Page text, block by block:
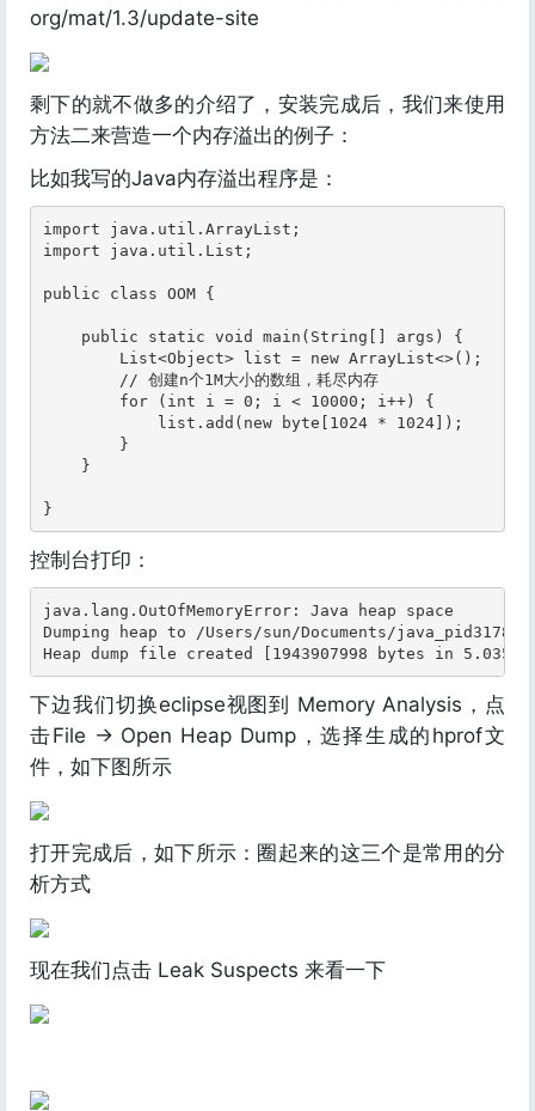
org/mat/1.3/update-site
剩下的就不做多的介绍了，安装完成后，我们来使用
方法二来营造一个内存溢出的例子：
比如我写的Java内存溢出程序是：
import java.util.ArrayList;
import java.util.List;
public class OOM {
public static void main(String[] args) {
List<Object> list = new ArrayList<>();
// 创建n个1M大小的数组，耗尽内存
for (int i = 0; i < 10000; i++) {
list.add(new byte[1024 * 1024]);
}
}
}
控制台打印：
java.lang.OutOfMemoryError: Java heap space
Dumping heap to /Users/sun/Documents/
Heap dump file created [1943907998 bytes in 5.035
下边我们切换eclipse视图到 Memory Analysis，点
击File -> Open Heap Dump，选择生成的hprof文
件，如下图所示
打开完成后，如下所示：圈起来的这三个是常用的分
析方式
现在我们点击 Leak Suspects 来看一下